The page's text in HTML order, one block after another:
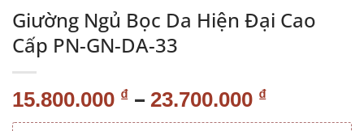
Giường Ngủ Bọc Da Hiện Đại Cao
Cấp PN-GN-DA-33
15.800.000 ₫ – 23.700.000 ₫